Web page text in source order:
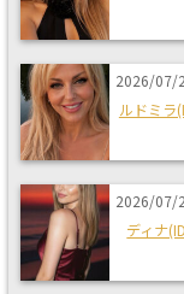
2026/07/
ルドミラ
2026/07/
ディナ